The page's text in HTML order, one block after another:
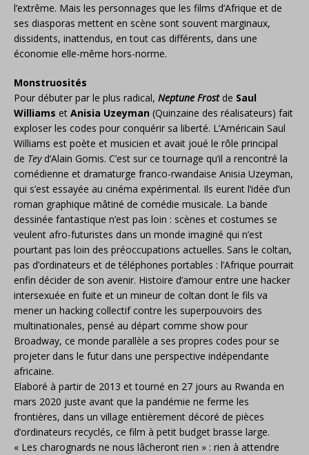
l’extrême. Mais les personnages que les films d’Afrique et de
ses diasporas mettent en scène sont souvent marginaux,
dissidents, inattendus, en tout cas différents, dans une
économie elle-même hors-norme.
Monstruosités
Pour débuter par le plus radical, Neptune Frostde Saul
Williams et Anisia Uzeyman (Quinzaine des réalisateurs) fait
exploser les codes pour conquérir sa liberté. L’Américain Saul
Williams est poète et musicien et avait joué le rôle principal
de Teyd’Alain Gomis. C’est sur ce tournage qu’il a rencontré la
comédienne et dramaturge franco-rwandaise Anisia Uzeyman,
qui s’est essayée au cinéma expérimental. Ils eurent l’idée d’un
roman graphique mâtiné de comédie musicale. La bande
dessinée fantastique n’est pas loin : scènes et costumes se
veulent afro-futuristes dans un monde imaginé qui n’est
pourtant pas loin des préoccupations actuelles. Sans le coltan,
pas d’ordinateurs et de téléphones portables : l’Afrique pourrait
enfin décider de son avenir. Histoire d’amour entre une hacker
intersexuée en fuite et un mineur de coltan dont le fils va
mener un hacking collectif contre les superpouvoirs des
multinationales, pensé au départ comme show pour
Broadway, ce monde parallèle a ses propres codes pour se
projeter dans le futur dans une perspective indépendante
africaine.
Elaboré à partir de 2013 et tourné en 27 jours au Rwanda en
mars 2020 juste avant que la pandémie ne ferme les
frontières, dans un village entièrement décoré de pièces
d’ordinateurs recyclés, ce film à petit budget brasse large.
« Les charognards ne nous lâcheront rien » : rien à attendre